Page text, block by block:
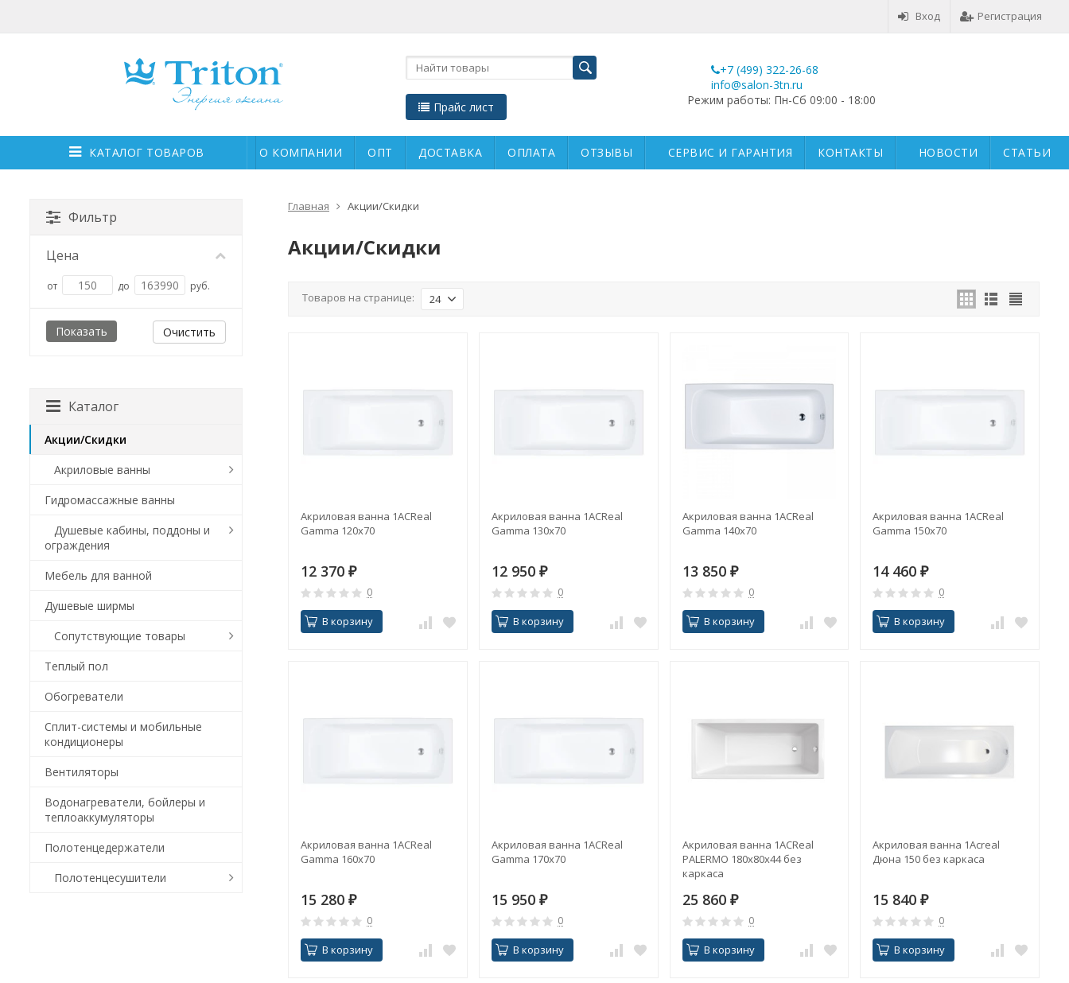
Вход Регистрация
Прайс лист
+7 (499) 322-26-68
info@salon-3tn.ru
Режим работы: Пн-Сб 09:00 - 18:00
КАТАЛОГ ТОВАРОВ О КОМПАНИИ ОПТ ДОСТАВКА ОПЛАТА ОТЗЫВЫ СЕРВИС И ГАРАНТИЯ КОНТАКТЫ НОВОСТИ СТАТЬИ
Главная Акции/Скидки
Акции/Скидки
Товаров на странице: 24
Акриловая ванна 1ACReal
Gamma 120x70
12 370 ₽
0
В корзину
Акриловая ванна 1ACReal
Gamma 130x70
12 950 ₽
0
В корзину
Акриловая ванна 1ACReal
Gamma 140x70
13 850 ₽
0
В корзину
Акриловая ванна 1ACReal
Gamma 150x70
14 460₽
0
В корзину
Акриловая ванна 1ACReal
Gamma 160x70
15 280 ₽
0
В корзину
Акриловая ванна 1ACReal
Gamma 170x70
15 950 ₽
0
В корзину
Акриловая ванна 1ACReal
PALERMO 180х80х44 без
каркаса
25 860 ₽
0
В корзину
Акриловая ванна 1Acreal
Дюна 150 без каркаса
15 840₽
0
В корзину
Фильтр
Цена
от до руб.
Очистить
Каталог
Акции/Скидки
Акриловые ванны
Гидромассажные ванны
Душевые кабины, поддоны и
ограждения
Мебель для ванной
Душевые ширмы
Сопутствующие товары
Теплый пол
Обогреватели
Сплит-системы и мобильные
кондиционеры
Вентиляторы
Водонагреватели, бойлеры и
теплоаккумуляторы
Полотенцедержатели
Полотенцесушители